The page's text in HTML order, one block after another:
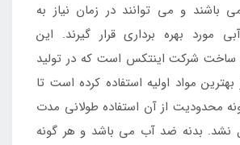
باشند و می توانند در زمان نیاز به
مورد بهره برداری قرار گیرند. این
شرکت اینتکس است که در تولید
مواد اولیه استفاده کرده است تا
محدودیت از آن استفاده طولانی مدت
نشد. بدنه ضد آب می باشد و هر گونه